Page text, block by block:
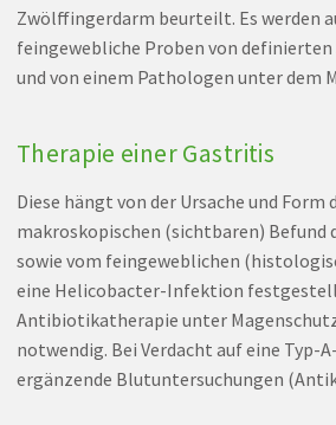
Zwölffingerdarm beurteilt. Es werden
feingewebliche Proben von
und von einem Pathologen unter dem
Therapie einer Gastritis
Diese hängt von der Ursache und Form
makroskopischen (sichtbaren) Befund
sowie vom feingeweblichen
eine Helicobacter-Infektion
Antibiotikatherapie unter
notwendig. Bei Verdacht auf eine Typ-
ergänzende Blutuntersuchungen